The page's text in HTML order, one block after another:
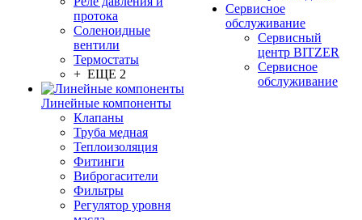
протока
Соленоидные
вентили
Термостаты
+ ЕЩЕ 2
Линейные компоненты
Клапаны
Труба медная
Теплоизоляция
Фитинги
Виброгасители
Фильтры
Регулятор уровня
Сервисное
обслуживание
Сервисный
центр BITZER
Сервисное
обслуживание